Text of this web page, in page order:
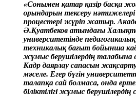
«Сонымен қатар қазір басқа
орындарын тексеру
процестері жүріп жатыр.
Ә.Қуатбеков атындағы
университетінде
техникалық бағыт бойынша
жұмыс берушілердің талабына
Кадр даярлау сапасын
мәселе. Егер бүгін
талапқа сай болмаса, онда
біліктілігі жұмыс